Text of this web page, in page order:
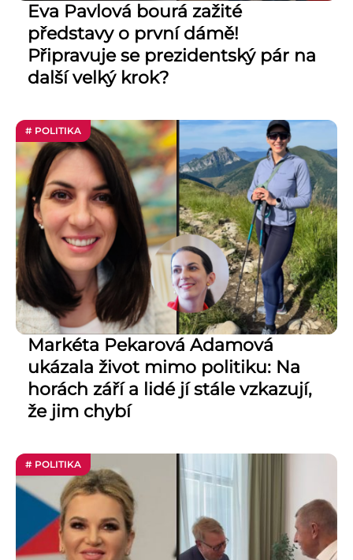
Eva Pavlová bourá zažité
představy o první dámě!
Připravuje se prezidentský pár na
další velký krok?
# POLITIKA
Markéta Pekarová Adamová
ukázala život mimo politiku: Na
horách září a lidé jí stále vzkazují,
že jim chybí
# POLITIKA